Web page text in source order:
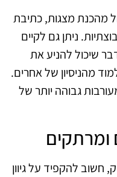
מהכנת מצגות, כתיבת
ניתן גם לקיים
שיכול להניע את
מהניסיון של אחרים.
גבוהה יותר של
ומרתקים
חשוב להקפיד על גיוון